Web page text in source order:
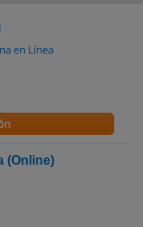
en Línea
(Online)